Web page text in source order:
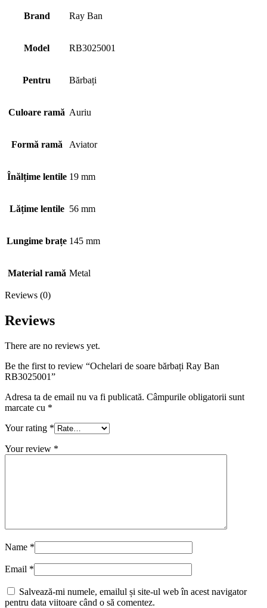
Brand Ray Ban
Model RB3025001
Pentru Bărbați
Culoare ramă Auriu
Formă ramă Aviator
Înălțime lentile 19 mm
Lățime lentile 56 mm
Lungime brațe 145 mm
Material ramă Metal
Reviews (0)
Reviews
There are no reviews yet.
Be the first to review “Ochelari de soare bărbați Ray Ban
RB3025001”
Adresa ta de email nu va fi publicată. Câmpurile obligatorii sunt
marcate cu *
Your rating *
Your review *
Name *
Email *
Salvează-mi numele, emailul și site-ul web în acest navigator
pentru data viitoare când o să comentez.